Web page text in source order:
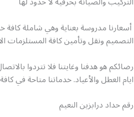
أسعارنا مدروسة بعناية وهي شاملة
التصميم ونقل وتأمين كافة المستلزمات
ايام العطل والأعياد. خدماتنا متاحة في
رقم حداد درابزين النعيم